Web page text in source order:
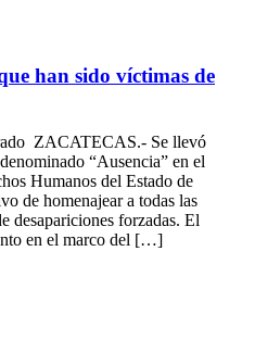
han sido víctimas de
ZACATECAS.- Se llevó
“Ausencia” en el
Humanos del Estado de
de homenajear a todas las
desapariciones forzadas. El
en el marco del […]